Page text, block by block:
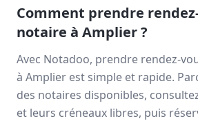
Comment prendre
notaire à Amplier?
Avec Notadoo, prendre rendez-
à Amplier est simple et rapide.
des notaires disponibles,
et leurs créneaux libres, puis